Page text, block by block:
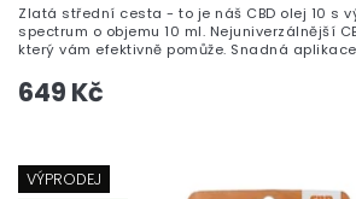
649 Kč
Zlatá střední cesta - to je náš CBD olej 10 s
spectrum o objemu 10 ml. Nejuniverzálnější
který vám efektivně pomůže. Snadná
VÝPRODEJ